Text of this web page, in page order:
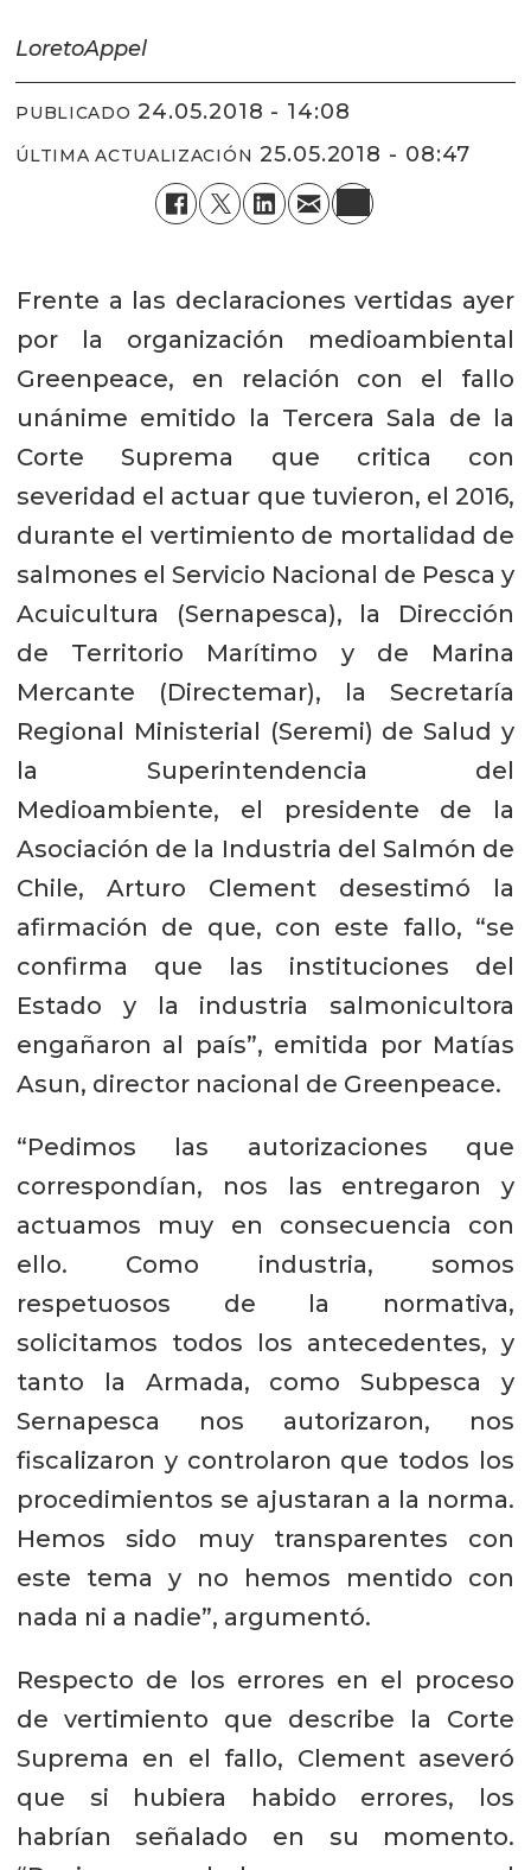
LoretoAppel
PUBLICADO 24.05.2018 - 14:08
ÚLTIMA ACTUALIZACIÓN 25.05.2018 - 08:47
Frente a las declaraciones vertidas ayer
por la organización medioambiental
Greenpeace, en relación con el fallo
unánime emitido la Tercera Sala de la
Corte Suprema que critica con
severidad el actuar que tuvieron, el 2016,
durante el vertimiento de mortalidad de
salmones el Servicio Nacional de Pesca y
Acuicultura (Sernapesca), la Dirección
de Territorio Marítimo y de Marina
Mercante (Directemar), la Secretaría
Regional Ministerial (Seremi) de Salud y
la Superintendencia del
Medioambiente, el presidente de la
Asociación de la Industria del Salmón de
Chile, Arturo Clement desestimó la
afirmación de que, con este fallo, “se
confirma que las instituciones del
Estado y la industria salmonicultora
engañaron al país”, emitida por Matías
Asun, director nacional de Greenpeace.
“Pedimos las autorizaciones que
correspondían, nos las entregaron y
actuamos muy en consecuencia con
ello. Como industria, somos
respetuosos de la normativa,
solicitamos todos los antecedentes, y
tanto la Armada, como Subpesca y
Sernapesca nos autorizaron, nos
fiscalizaron y controlaron que todos los
procedimientos se ajustaran a la norma.
Hemos sido muy transparentes con
este tema y no hemos mentido con
nada ni a nadie”, argumentó.
Respecto de los errores en el proceso
de vertimiento que describe la Corte
Suprema en el fallo, Clement aseveró
que si hubiera habido errores, los
habrían señalado en su momento.